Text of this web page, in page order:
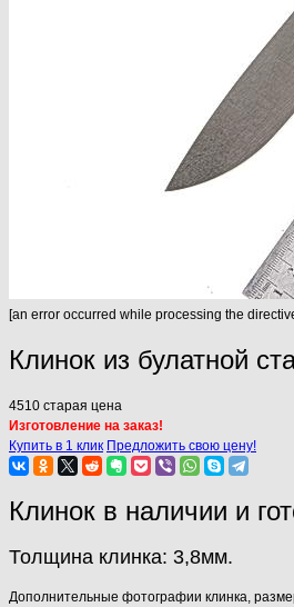
[an error occurred while processing the
Клинок из булатной
4510 старая цена
Изготовление на заказ!
Купить в 1 клик Предложить свою цену!
Клинок в наличии и
Толщина клинка: 3,8мм.
Дополнительные фотографии клинка,